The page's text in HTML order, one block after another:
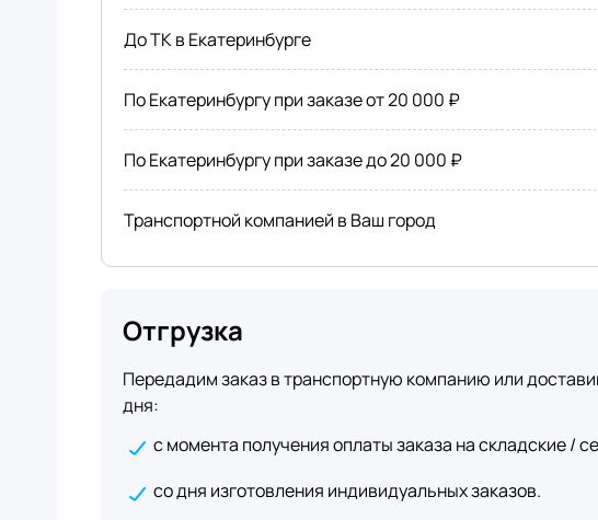
До ТК в Екатеринбурге
По Екатеринбургу при заказе от 20 000 ₽
По Екатеринбургу при заказе до 20 000 ₽
Транспортной компанией в Ваш город
Отгрузка
Передадим заказ в транспортную компанию или
дня:
с момента получения оплаты заказа на складские /
со дня изготовления индивидуальных заказов.